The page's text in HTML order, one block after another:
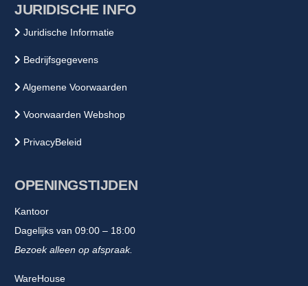
JURIDISCHE INFO
Juridische Informatie
Bedrijfsgegevens
Algemene Voorwaarden
Voorwaarden Webshop
PrivacyBeleid
OPENINGSTIJDEN
Kantoor
Dagelijks van 09:00 – 18:00
Bezoek alleen op afspraak.
WareHouse